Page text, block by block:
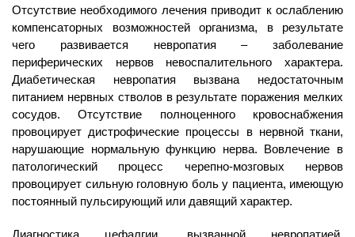
Отсутствие необходимого лечения приводит к ослаблению
компенсаторных возможностей организма, в результате
чего развивается невропатия – заболевание
периферических нервов невоспалительного характера.
Диабетическая невропатия вызвана недостаточным
питанием нервных стволов в результате поражения мелких
сосудов. Отсутствие полноценного кровоснабжения
провоцирует дистрофические процессы в нервной ткани,
нарушающие нормальную функцию нерва. Вовлечение в
патологический процесс черепно-мозговых нервов
провоцирует сильную головную боль у пациента, имеющую
постоянный пульсирующий или давящий характер.
Диагностика цефалгии, вызванной невропатией,